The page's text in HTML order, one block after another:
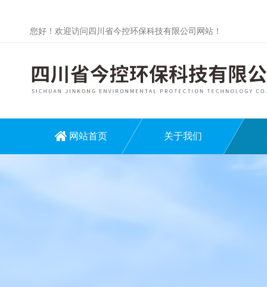
您好！欢迎访问四川省今控环保科技有限公司网站！
网站首页 关于我们